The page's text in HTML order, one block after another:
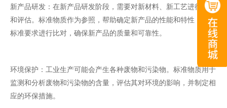
新产品研发：在新产品研发阶段，需要对新材料、新工艺进行测试
和评估。标准物质作为参照，帮助确定新产品的性能和特性，并与
标准要求进行比对，确保新产品的质量和可靠性。
环境保护：工业生产可能会产生各种废物和污染物。标准物质用于
监测和分析废物和污染物的含量，评估其对环境的影响，并制定相
应的环保措施。